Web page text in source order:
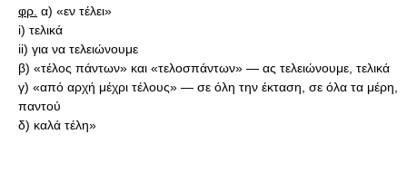
φρ. α) «εν τέλει»
i) τελικά
ii) για να τελειώνουμε
β) «τέλος πάντων» και «τελοσπάντων» — ας τελειώνουμε, τελικά
γ) «από αρχή μέχρι τέλους» — σε όλη την έκταση, σε όλα τα μέρη,
παντού
δ) καλά τέλη»